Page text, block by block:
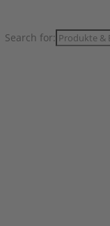
Search for: